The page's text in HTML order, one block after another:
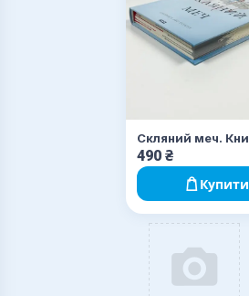
Скляний меч.
490 ₴
Купити